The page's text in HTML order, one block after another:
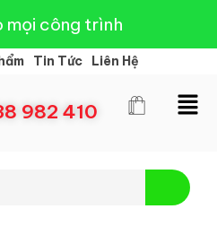
mọi công trình
Tin Tức Liên Hệ
982 410